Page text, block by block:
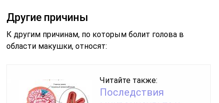
Другие причины
К другим причинам, по которым болит голова в
области макушки, относят:
Читайте также:
Последствия